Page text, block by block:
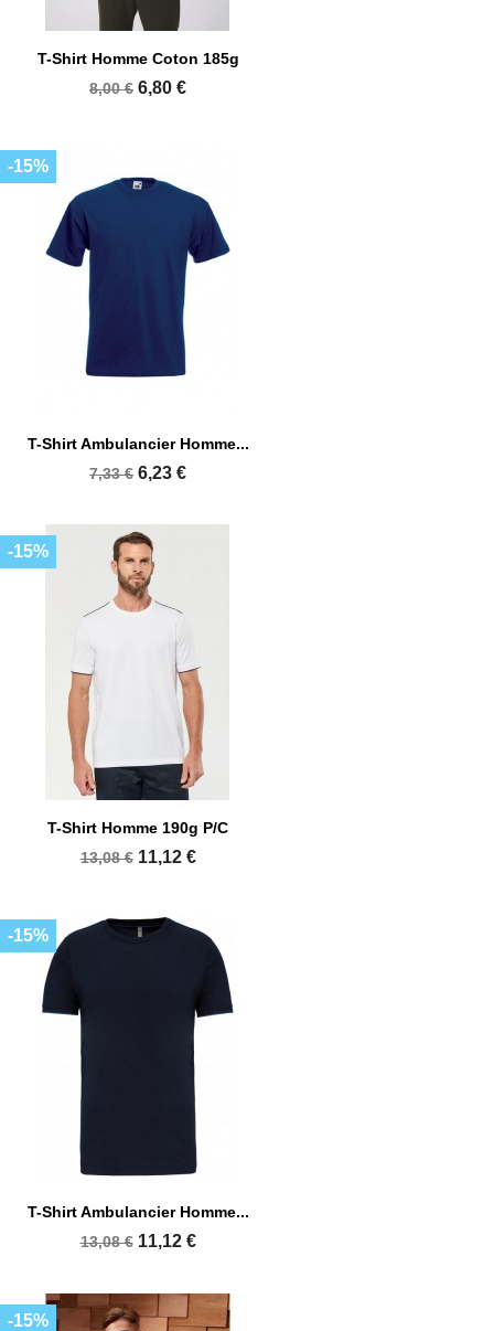
T-Shirt Homme Coton 185g
8,00 € 6,80 €
T-Shirt Ambulancier Homme...
7,33 € 6,23 €
-15%
T-Shirt Homme 190g P/C
13,08 € 11,12 €
-15%
T-Shirt Ambulancier Homme...
13,08 € 11,12 €
-15%
-15%